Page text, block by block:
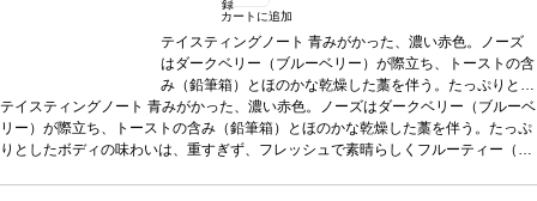
録
カートに追加
テイスティングノート青みがかった、濃い赤色。ノーズ
はダークベリー（ブルーベリー）が際立ち、トーストの含
み（鉛筆箱）とほのかな乾燥した藁を伴う。たっぷりとし
たボディの味わいは、重すぎず、フレッシュで素晴らしく
フルーティー（ブルーベリー、ブラックベリー）。しっか
りとして、甘いタンニンも感じるフィニッシュが続く。
テイスティングノート 青みがかった、濃い赤色。ノーズはダークベリー（ブルーベ
リー）が際立ち、トーストの含み（鉛筆箱）とほのかな乾燥した藁を伴う。たっぷ
りとしたボディの味わいは、重すぎず、フレッシュで素晴らしくフルーティー（ブ